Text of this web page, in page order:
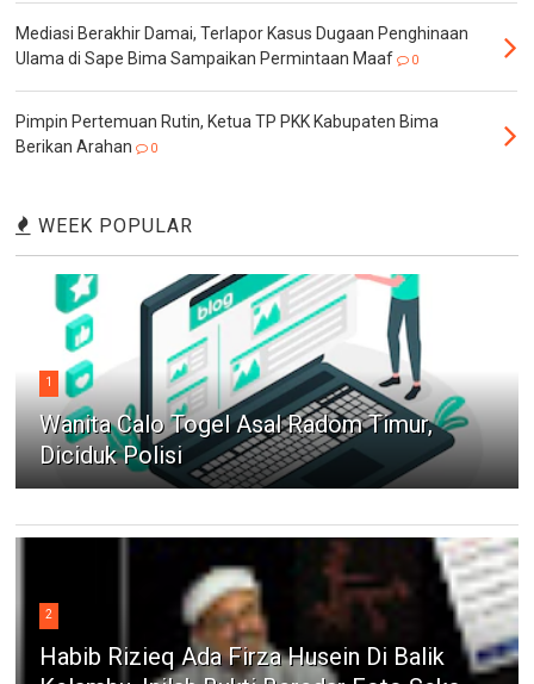
Mediasi Berakhir Damai, Terlapor Kasus Dugaan Penghinaan
Ulama di Sape Bima Sampaikan Permintaan Maaf
0
Pimpin Pertemuan Rutin, Ketua TP PKK Kabupaten Bima
Berikan Arahan
0
WEEK POPULAR
1
Wanita Calo Togel Asal Radom Timur,
Diciduk Polisi
2
Habib Rizieq Ada Firza Husein Di Balik